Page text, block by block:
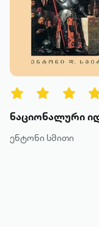
ენტონი სმითი